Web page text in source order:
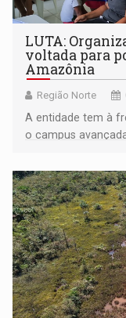
LUTA:
voltada para
Amazônia
Região Norte
A entidade tem à
o campus